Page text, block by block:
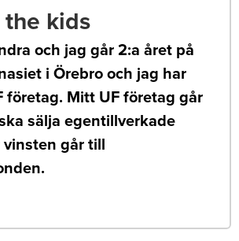
kids
och jag går 2:a året på
i Örebro och jag har
företag. Mitt UF företag går
sälja egentillverkade
går till